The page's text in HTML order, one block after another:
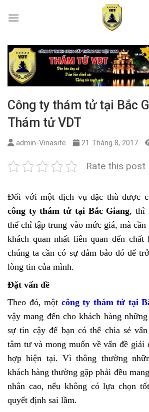
Công ty thám tử tại Bắc
Thám tử VDT
admin-Vinasite 21 Tháng 8, 2017
Rate this post
Đối với một dịch vụ đặc thù được
công ty thám tử tại Bắc Giang, thì
thể chỉ tập trung vào mức giá, mà cần
khách quan nhất liên quan đến
chúng ta cần có sự đảm bảo đó để
lòng tin của mình.
Đặt vấn đề
Theo đó, một công ty thám tử tại
vậy mang đến cho khách hàng
sự tin cậy để bạn có thể chia sẻ
tâm tư và mong muốn về vấn đề giải
hợp hiện tại. Vì thông thường
khách hàng thường gặp phải đều
nhân cao, nếu không có lựa chọn
quyết định sai lầm.